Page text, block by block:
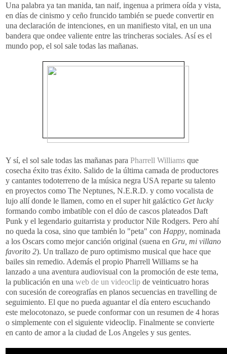
Una palabra ya tan manida, tan naif, ingenua a primera oída y vista,
en días de cinismo y ceño fruncido también se puede convertir en
una declaración de intenciones, en un manifiesto vital, en un una
bandera que ondee valiente entre las trincheras sociales. Así es el
mundo pop, el sol sale todas las mañanas.
Y sí, el sol sale todas las mañanas para Pharrell Williams que
cosecha éxito tras éxito. Salido de la última camada de productores
y cantantes todoterreno de la música negra USA reparte su talento
en proyectos como The Neptunes, N.E.R.D. y como vocalista de
lujo allí donde le llamen, como en el super hit galáctico Get lucky
formando combo imbatible con el dúo de cascos plateados Daft
Punk y el legendario guitarrista y productor Nile Rodgers. Pero ahí
no queda la cosa, sino que también lo "peta" con Happy, nominada
a los Oscars como mejor canción original (suena en Gru, mi villano
favorito 2). Un trallazo de puro optimismo musical que hace que
bailes sin remedio. Además el propio Pharrell Williams se ha
lanzado a una aventura audiovisual con la promoción de este tema,
la publicación en una web de un videoclip de veinticuatro horas
con sucesión de coreografías en planos secuencias en travelling de
seguimiento. El que no pueda aguantar el día entero escuchando
este melocotonazo, se puede conformar con un resumen de 4 horas
o simplemente con el siguiente videoclip. Finalmente se convierte
en canto de amor a la ciudad de Los Angeles y sus gentes.